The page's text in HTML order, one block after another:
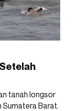
tanah longsor
Sumatera Barat.